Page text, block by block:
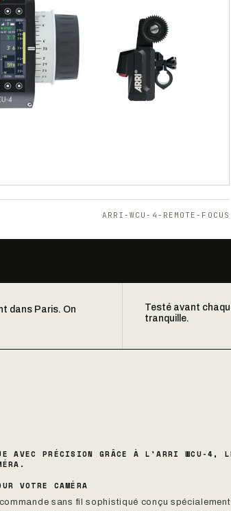
ARRI-WCU-4-REMOTE-FOCUS
dans Paris. On
Testé avant
tranquille.
AVEC PRÉCISION GRÂCE À L'ARRI WCU-4, LE
VOTRE CAMÉRA
sans fil sophistiqué conçu